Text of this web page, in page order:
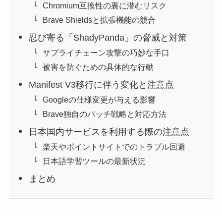
Chromium互換性の裏に潜むリスク
Brave Shieldsと拡張機能の競合
忍び寄る「ShadyPanda」の脅威と対策
サプライチェーン攻撃の巧妙な手口
被害を防ぐための具体的な行動
Manifest V3移行に伴う変化と注意点
Googleの仕様変更が与える影響
Brave独自のパッチ戦略と対応方法
日本国内サービスを利用する際の注意点
楽天やポイントサイトでのトラブル回避
日本語学習ツールの最新状況
まとめ